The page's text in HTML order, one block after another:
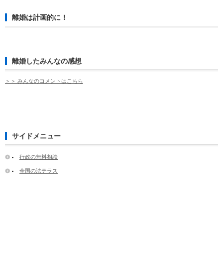
離婚は計画的に！
離婚したみんなの感想
＞＞ みんなのコメントはこちら
サイドメニュー
行政の無料相談
全国の法テラス